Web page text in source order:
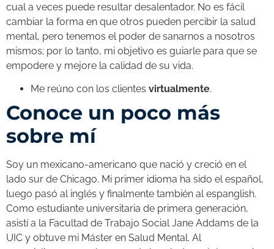
cual a veces puede resultar desalentador. No es fácil
cambiar la forma en que otros pueden percibir la salud
mental, pero tenemos el poder de sanarnos a nosotros
mismos; por lo tanto, mi objetivo es guiarle para que se
empodere y mejore la calidad de su vida.
Me reúno con los clientes virtualmente.
Conoce un poco más
sobre mí
Soy un mexicano-americano que nació y creció en el
lado sur de Chicago. Mi primer idioma ha sido el español,
luego pasó al inglés y finalmente también al espanglish.
Como estudiante universitaria de primera generación,
asistí a la Facultad de Trabajo Social Jane Addams de la
UIC y obtuve mi Máster en Salud Mental. Al